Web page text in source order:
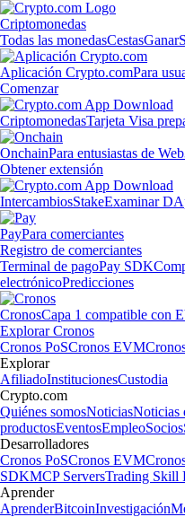
Criptomonedas
Todas las monedasCestasGanar
Aplicación Crypto.comPara
Comenzar
CriptomonedasTarjeta Visa
OnchainPara entusiastas de
Obtener extensión
IntercambiosStakeExaminar
PayPara comerciantes
Registro de comerciantes
Terminal de pagoPay SDK
electrónicoPredicciones
CronosCapa 1 compatible con
Explorar Cronos
Cronos PoSCronos EVM
Explorar
AfiliadoInstitucionesCustodia
Crypto.com
Quiénes somosNoticiasNoticias
productosEventosEmpleoSocios
Desarrolladores
Cronos PoSCronos EVM
SDKMCP ServersTrading Skill
Aprender
AprenderBitcoinInvestigación